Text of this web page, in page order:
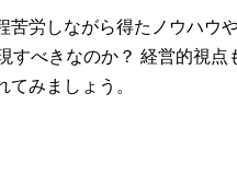
労しながら得たノウハウ
べきなのか？ 経営的視点
みましょう。